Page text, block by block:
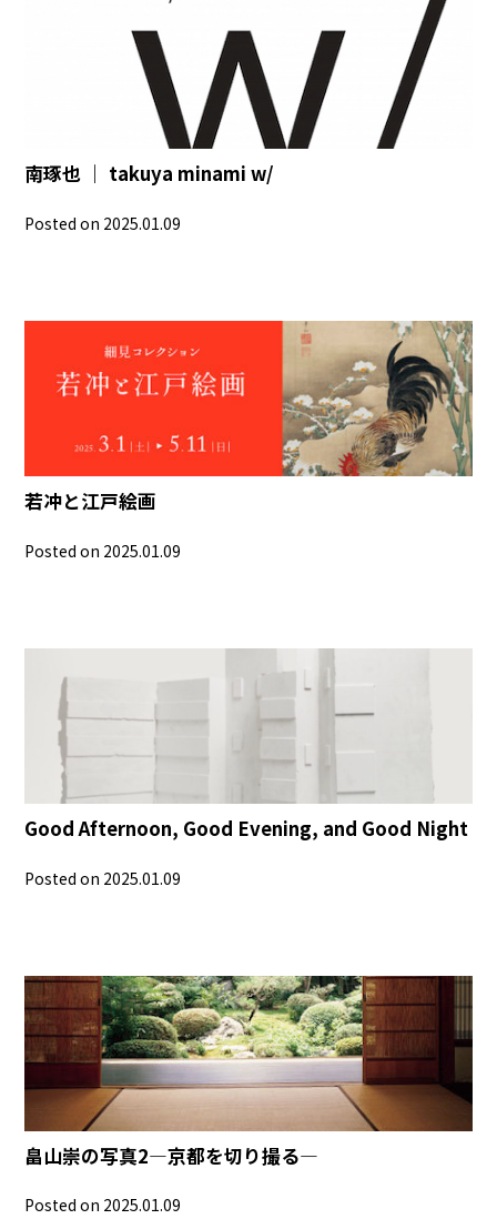
南琢也 ｜ takuya minami w/
Posted on 2025.01.09
若冲と江戸絵画
Posted on 2025.01.09
Good Afternoon, Good Evening, and Good Night
Posted on 2025.01.09
畠山崇の写真2―京都を切り撮る―
Posted on 2025.01.09